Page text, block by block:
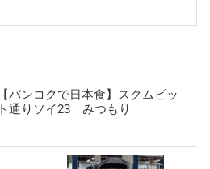
【バンコクで日本食】スクムビッ
ト通りソイ23 みつもり